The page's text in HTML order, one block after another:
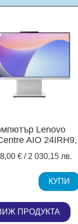
Lenovo
AIO 24IRH9,
4.6GHz, 12MB
23.8" (60.45cm)
IPS 100Hz Anti-
16GB DDR5,
SSD NVMe, Free
DOS
€ / 2 030,15 лв.
КУПИ
ПРОДУКТА